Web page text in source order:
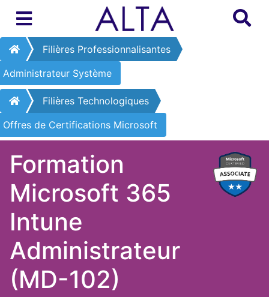
Filières Professionnalisantes
Administrateur Système
Filières Technologiques
Offres de Certifications Microsoft
Formation
Microsoft 365
Intune
Administrateur
(MD-102)